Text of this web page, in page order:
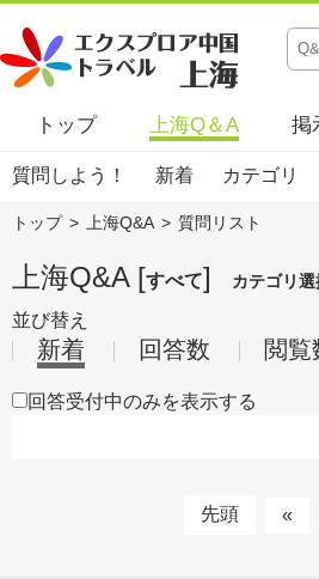
トップ 上海Q＆A 掲
質問しよう！ 新着 カテゴリ
トップ > 上海Q&A > 質問リスト
上海Q&A [すべて] カテゴリ
並び替え
新着 回答数 閲覧
回答受付中のみを表示する
先頭 «